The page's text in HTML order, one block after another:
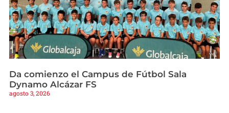
Da comienzo el Campus de Fútbol Sala
Dynamo Alcázar FS
agosto 3, 2026